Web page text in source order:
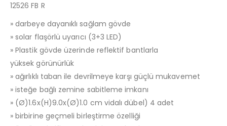
12526 FB R
» darbeye dayanıklı sağlam gövde
» solar flaşörlü uyarıcı (3+3 LED)
» Plastik gövde üzerinde reflektif bantlarla
yüksek görünürlük
» ağırlıklı taban ile devrilmeye karşı güçlü mukavemet
» isteğe bağlı zemine sabitleme imkanı
» (Ø)1.6x(H)9.0x(Ø)1.0 cm vidalı dübel) 4 adet
» birbirine geçmeli birleştirme özelliği